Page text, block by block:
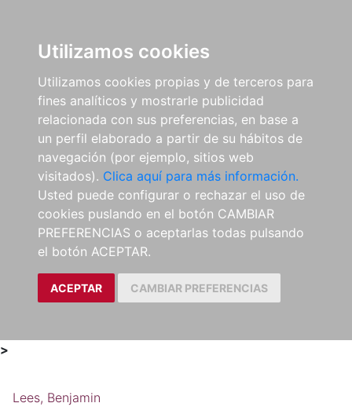
Utilizamos cookies
Utilizamos cookies propias y de terceros para
fines analíticos y mostrarle publicidad
relacionada con sus preferencias, en base a
un perfil elaborado a partir de su hábitos de
navegación (por ejemplo, sitios web
visitados). Clica aquí para más información.
Usted puede configurar o rechazar el uso de
cookies puslando en el botón CAMBIAR
PREFERENCIAS o aceptarlas todas pulsando
el botón ACEPTAR.
ACEPTAR CAMBIAR PREFERENCIAS
>
Lees, Benjamin